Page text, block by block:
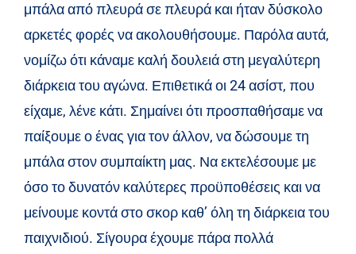
μπάλα από πλευρά σε πλευρά και ήταν δύσκολο
αρκετές φορές να ακολουθήσουμε. Παρόλα αυτά,
νομίζω ότι κάναμε καλή δουλειά στη μεγαλύτερη
διάρκεια του αγώνα. Επιθετικά οι 24 ασίστ, που
είχαμε, λένε κάτι. Σημαίνει ότι προσπαθήσαμε να
παίξουμε ο ένας για τον άλλον, να δώσουμε τη
μπάλα στον συμπαίκτη μας. Να εκτελέσουμε με
όσο το δυνατόν καλύτερες προϋποθέσεις και να
μείνουμε κοντά στο σκορ καθ’ όλη τη διάρκεια του
παιχνιδιού. Σίγουρα έχουμε πάρα πολλά